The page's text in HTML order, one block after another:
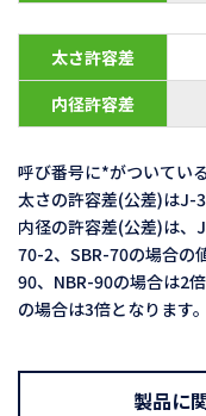
太さ許容差
内径許容差
呼び番号に*がついてい
太さの許容差(公差)はJ-
内径の許容差(公差)は、
70-2、SBR-70の場合の
90、NBR-90の場合は2
の場合は3倍となります。
製品に